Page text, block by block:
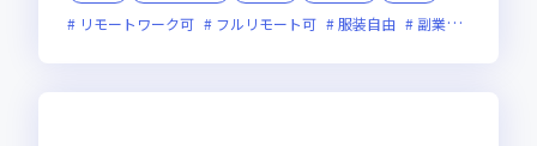
リモートワーク可
フルリモート可 服装自由 副業可